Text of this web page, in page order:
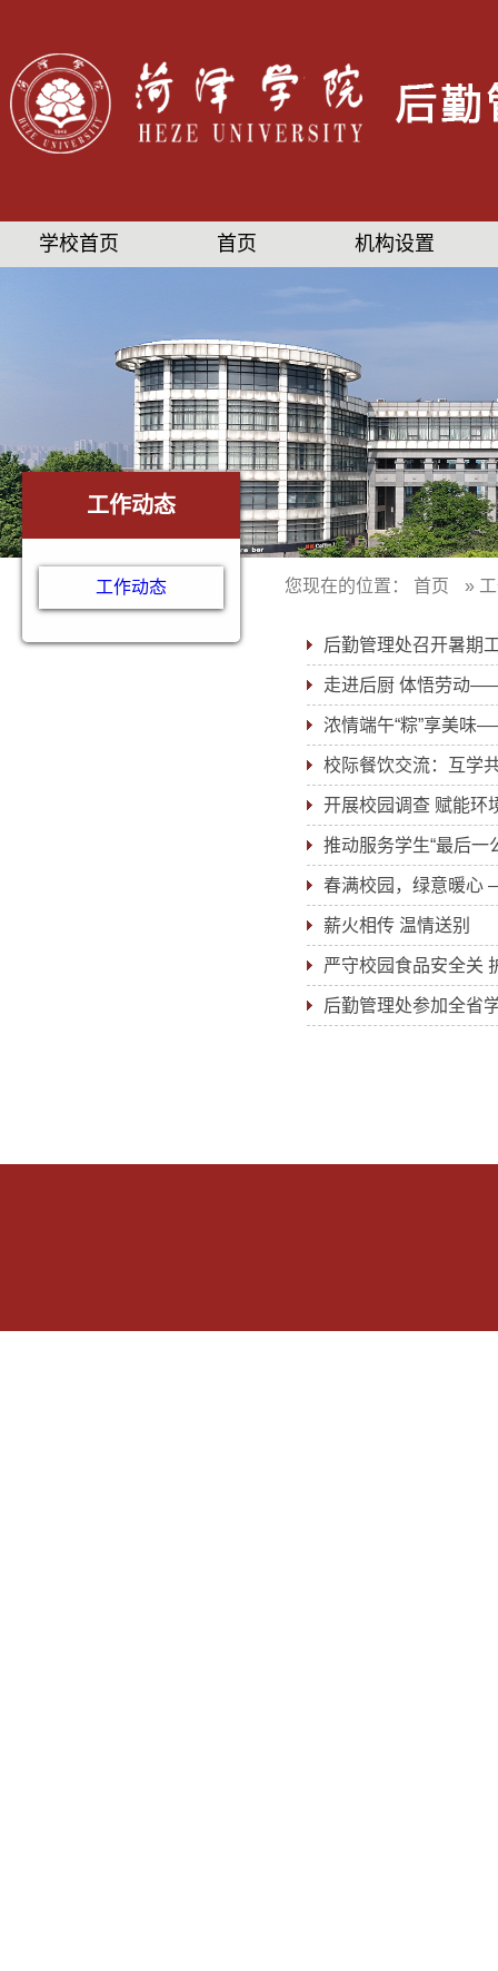
学校首页 首页 机构设置
工作动态
工作动态 您现在的位置： 首页 »
后勤管理处召开暑期
走进后厨 体悟劳动
浓情端午“粽”享美味
校际餐饮交流：互学
开展校园调查 赋能环
推动服务学生“最后一
春满校园，绿意暖心
薪火相传 温情送别
严守校园食品安全关
后勤管理处参加全省